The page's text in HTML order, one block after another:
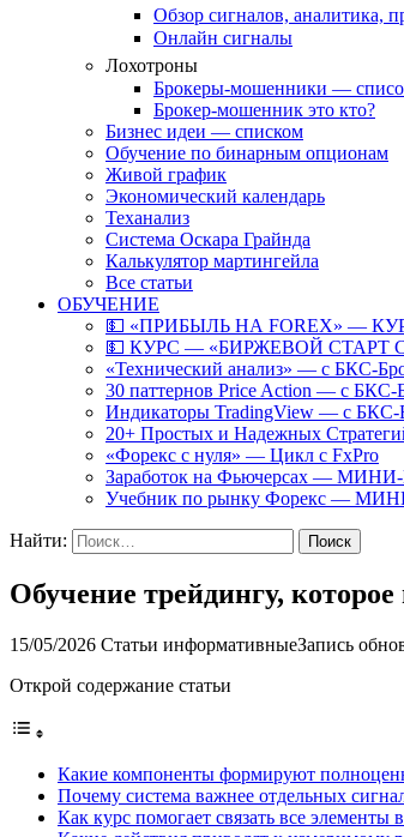
Обзор сигналов, аналитика,
Онлайн сигналы
Лохотроны
Брокеры-мошенники —
Брокер-мошенник это кто?
Бизнес идеи — списком
Обучение по бинарным опционам
Живой график
Экономический календарь
Теханализ
Система Оскара Грайнда
Калькулятор мартингейла
Все статьи
ОБУЧЕНИЕ
💵 «ПРИБЫЛЬ НА FOREX» —
💵 КУРС — «БИРЖЕВОЙ СТАРТ
«Технический анализ» — с БКС-
30 паттернов Price Action — с БКС-
Индикаторы TradingView — с БКС-
20+ Простых и Надежных
«Форекс с нуля» — Цикл с FxPro
Заработок на Фьючерсах —
Учебник по рынку Форекс —
Найти:
Обучение трейдингу,
15/05/2026 Статьи информативныеЗапись
Открой содержание статьи
Какие компоненты формируют
Почему система важнее отдельных
Как курс помогает связать все элементы